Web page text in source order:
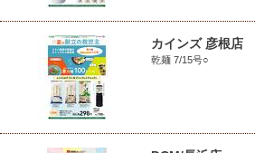
カインズ 彦根店
乾麺 7/15号○